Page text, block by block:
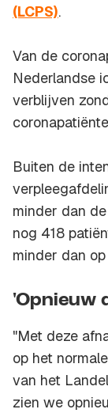
(LCPS).
Van de
Nederlandse
verblijven
Buiten de
minder dan
nog 418
minder dan
'Opnieuw
"Met deze
op het
van het
zien we